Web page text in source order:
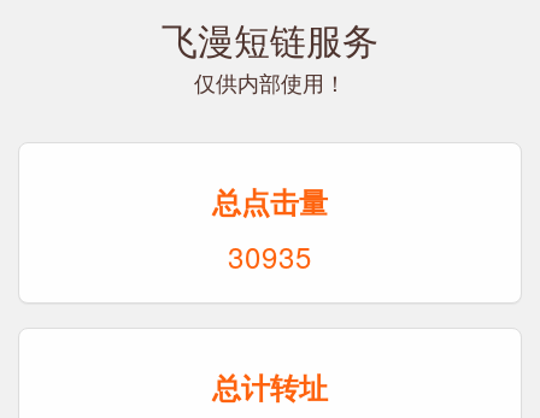
飞漫短链服务
仅供内部使用！
总点击量
30935
总计转址